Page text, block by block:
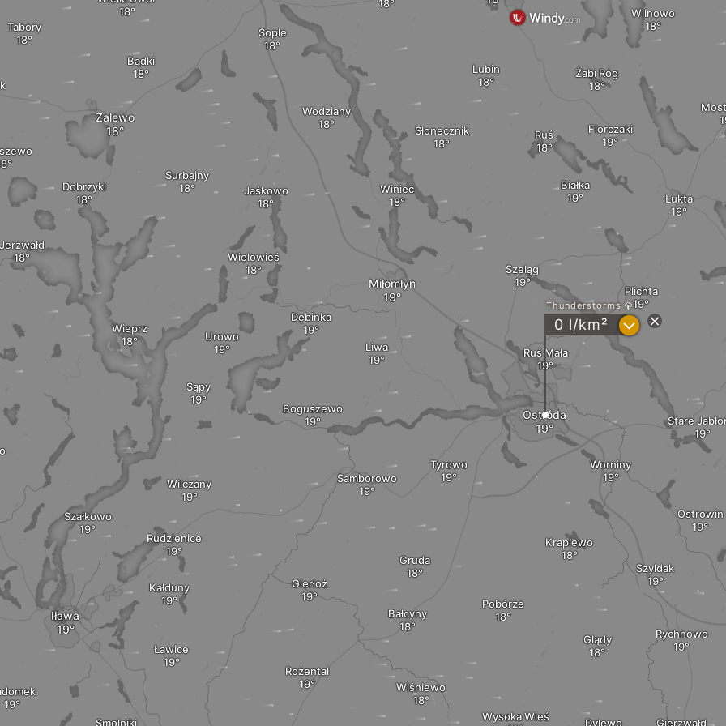
Ostróda
Tyrowo
Ruś Mała
Worniny
Białka
Szeląg
Słonecznik Ruś Florczaki
Urowo
Boguszewo
Liwa
Samborowo
Dębinka
Stare
Ostrowin
Wysoka Wieś
Wiśniewo
Pobórze
Glądy
Kraplewo
Dylewo
Winiec
Jaśkowo
Wielowieś
Miłomłyn
Wodziany
Plichta
Łukta
Gierłoż
Gruda
Bałcyny
Rożental
Szyldak
Rychnowo
Gierzwałd
Lubin Żabi Róg
Wilczany
Wieprz
Sąpy
Szałkowo
Sople
Wilnowo
Surbajny
Zalewo
Dobrzyki
Ławice
Kałduny
Smolniki
Rudzienice
Iława
Bądki
Tabory
Thunderstorms
0 l/km² ?